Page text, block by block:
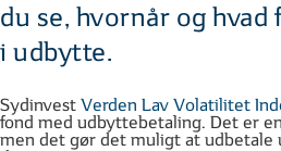
du se, hvornår og
i udbytte.
Sydinvest Verden Lav Volatilitet
fond med udbyttebetaling. Det er
men det gør det muligt at udbetale